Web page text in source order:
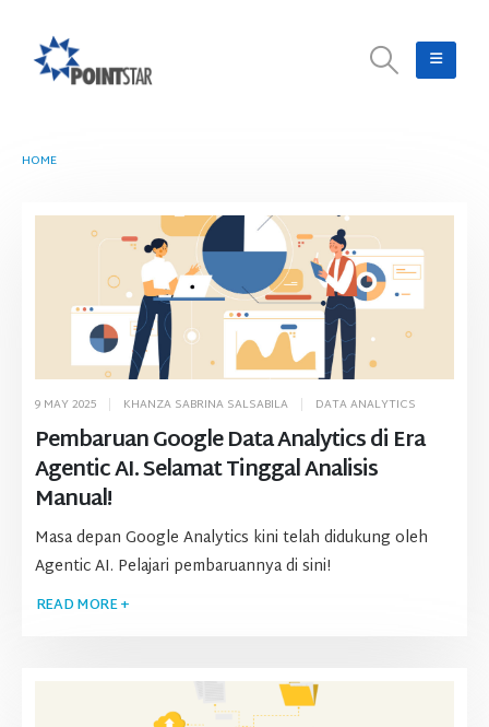
HOME
Pembaruan Google Data Analytics di Era
Agentic AI. Selamat Tinggal Analisis
Manual!
9 MAY 2025 KHANZA SABRINA SALSABILA DATA ANALYTICS
Masa depan Google Analytics kini telah didukung oleh
Agentic AI. Pelajari pembaruannya di sini!
READ MORE +